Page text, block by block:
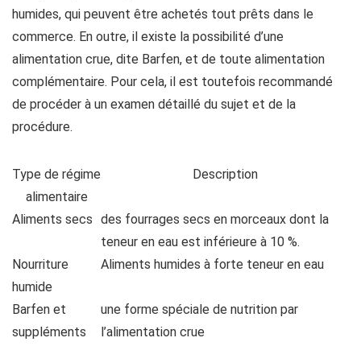
humides, qui peuvent être achetés tout prêts dans le
commerce. En outre, il existe la possibilité d’une
alimentation crue, dite Barfen, et de toute alimentation
complémentaire. Pour cela, il est toutefois recommandé
de procéder à un examen détaillé du sujet et de la
procédure.
Type de régime
alimentaire
Description
Aliments secs des fourrages secs en morceaux dont la
teneur en eau est inférieure à 10 %.
Nourriture
humide
Aliments humides à forte teneur en eau
Barfen et
suppléments
une forme spéciale de nutrition par
l’alimentation crue